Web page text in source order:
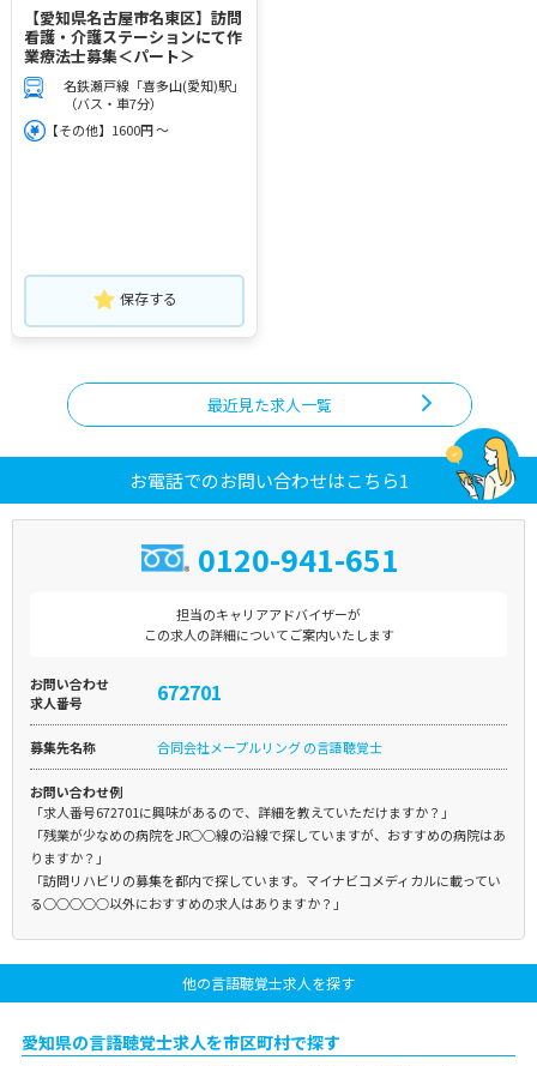
【愛知県名古屋市名東区】訪問
看護・介護ステーションにて作
業療法士募集＜パート＞
名鉄瀬戸線「喜多山(愛知)駅」
（バス・車7分）
【その他】1600円 ～
保存する
最近見た求人一覧
お電話でのお問い合わせはこちら1
0120-941-651
担当のキャリアアドバイザーが
この求人の詳細についてご案内いたします
お問い合わせ
求人番号
672701
募集先名称 合同会社メープルリング の言語聴覚士
お問い合わせ例
「求人番号672701に興味があるので、詳細を教えていただけますか？」
「残業が少なめの病院をJR○○線の沿線で探していますが、おすすめの病院はあ
りますか？」
「訪問リハビリの募集を都内で探しています。マイナビコメディカルに載ってい
る○○○○○以外におすすめの求人はありますか？」
他の言語聴覚士求人を探す
愛知県の言語聴覚士求人を市区町村で探す